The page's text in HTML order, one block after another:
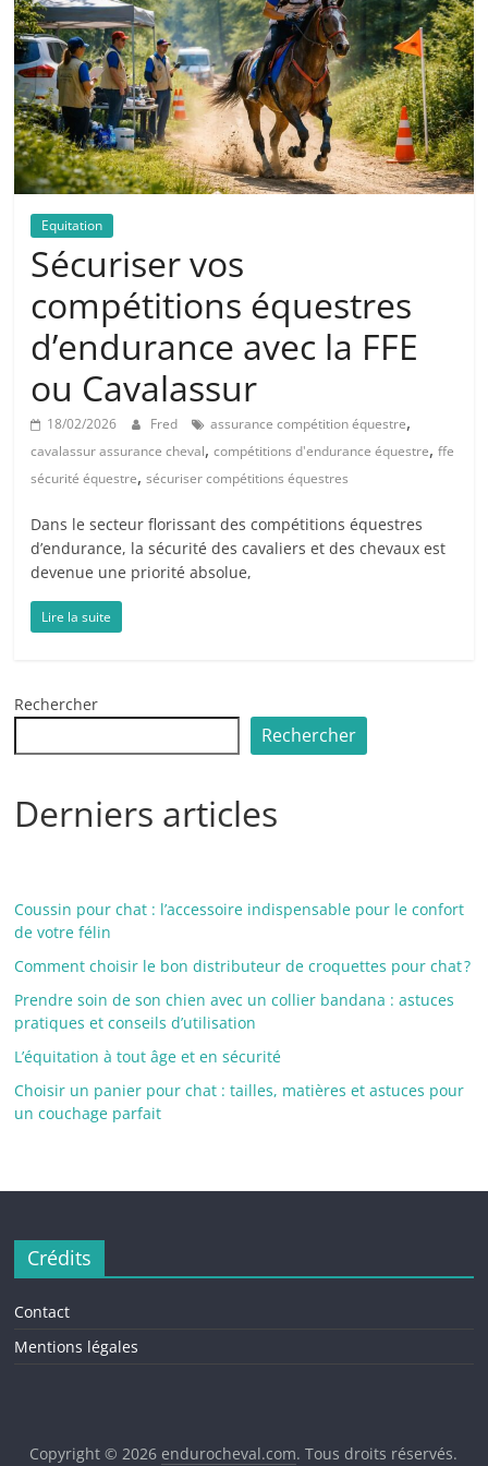
Equitation
Sécuriser vos
compétitions équestres
d’endurance avec la FFE
ou Cavalassur
18/02/2026 Fred assurance compétition équestre,
cavalassur assurance cheval,compétitions d'endurance équestre,ffe
sécurité équestre,sécuriser compétitions équestres
Dans le secteur florissant des compétitions équestres
d’endurance, la sécurité des cavaliers et des chevaux est
devenue une priorité absolue,
Lire la suite
Rechercher
Rechercher
Derniers articles
Coussin pour chat : l’accessoire indispensable pour le confort
de votre félin
Comment choisir le bon distributeur de croquettes pour chat ?
Prendre soin de son chien avec un collier bandana : astuces
pratiques et conseils d’utilisation
L’équitation à tout âge et en sécurité
Choisir un panier pour chat : tailles, matières et astuces pour
un couchage parfait
Crédits
Contact
Mentions légales
Copyright © 2026 endurocheval.com. Tous droits réservés.